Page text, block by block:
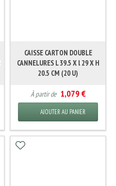
CAISSE CARTON DOUBLE
CANNELURES L 39.5 X l 29 X H
20.5 CM (20 U)
À partir de 1,079 €
AJOUTER AU PANIER